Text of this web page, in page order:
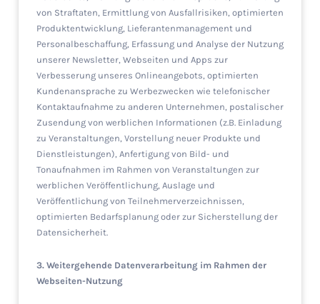
von Straftaten, Ermittlung von Ausfallrisiken, optimierten
Produktentwicklung, Lieferantenmanagement und
Personalbeschaffung, Erfassung und Analyse der Nutzung
unserer Newsletter, Webseiten und Apps zur
Verbesserung unseres Onlineangebots, optimierten
Kundenansprache zu Werbezwecken wie telefonischer
Kontaktaufnahme zu anderen Unternehmen, postalischer
Zusendung von werblichen Informationen (z.B. Einladung
zu Veranstaltungen, Vorstellung neuer Produkte und
Dienstleistungen), Anfertigung von Bild- und
Tonaufnahmen im Rahmen von Veranstaltungen zur
werblichen Veröffentlichung, Auslage und
Veröffentlichung von Teilnehmerverzeichnissen,
optimierten Bedarfsplanung oder zur Sicherstellung der
Datensicherheit.
3. Weitergehende Datenverarbeitung im Rahmen der
Webseiten-Nutzung